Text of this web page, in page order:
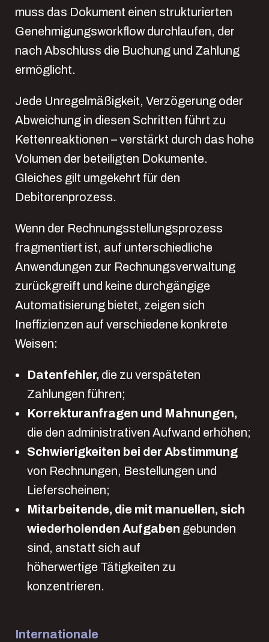
muss das Dokument einen strukturierten
Genehmigungsworkflow durchlaufen, der
nach Abschluss die Buchung und Zahlung
ermöglicht.
Jede Unregelmäßigkeit, Verzögerung oder
Abweichung in diesen Schritten führt zu
Kettenreaktionen – verstärkt durch das hohe
Volumen der beteiligten Dokumente.
Gleiches gilt umgekehrt für den
Debitorenprozess.
Wenn der Rechnungsstellungsprozess
fragmentiert ist, auf unterschiedliche
Anwendungen zur Rechnungsverwaltung
zurückgreift und keine durchgängige
Automatisierung bietet, zeigen sich
Ineffizienzen auf verschiedene konkrete
Weisen:
Datenfehler, die zu verspäteten
Zahlungen führen;
Korrekturanfragen und Mahnungen,
die den administrativen Aufwand erhöhen;
Schwierigkeiten bei der Abstimmung
von Rechnungen, Bestellungen und
Lieferscheinen;
Mitarbeitende, die mit manuellen, sich
wiederholenden Aufgaben gebunden
sind, anstatt sich auf
höherwertige Tätigkeiten zu
konzentrieren.
Internationale